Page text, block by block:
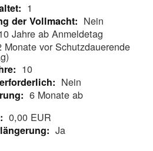
1
Nein
Jahre ab Anmeldetag
Monate vor Schutzdauerende
10
Nein
6 Monate ab
0,00 EUR
Ja